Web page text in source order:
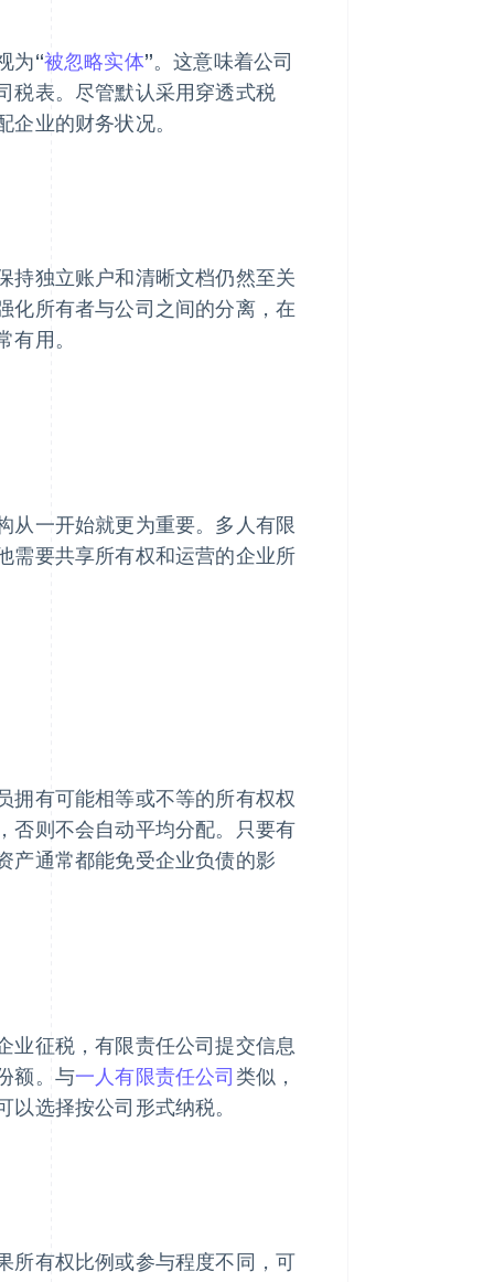
为“被忽略实体”。这意味着公司
税表。尽管默认采用穿透式税
业的财务状况。
持独立账户和清晰文档仍然至关
化所有者与公司之间的分离，在
用。
从一开始就更为重要。多人有限
需要共享所有权和运营的企业所
拥有可能相等或不等的所有权权
否则不会自动平均分配。只要有
产通常都能免受企业负债的影
业征税，有限责任公司提交信息
额。与一人有限责任公司类似，
选择按公司形式纳税。
所有权比例或参与程度不同，可